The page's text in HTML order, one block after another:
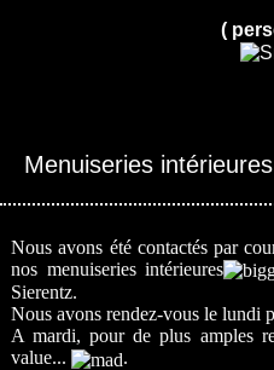
(
Menuiseries intérieures
Nous avons été contactés par
nos menuiseries intérieures
Sierentz.
Nous avons rendez-vous le lundi
A mardi, pour de plus amples
value...
.